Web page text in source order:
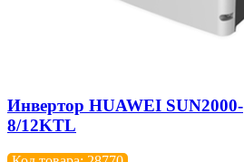
Инвертор HUAWEI SUN2000-
8/12KTL